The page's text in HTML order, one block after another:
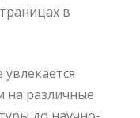
в
на различные